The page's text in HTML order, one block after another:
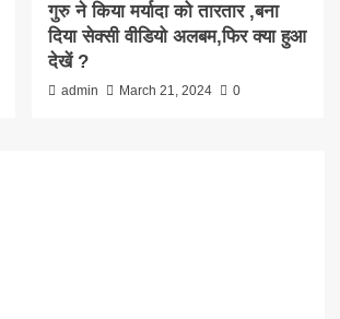
गुरु ने किया मर्यादा को तारतार ,बना
दिया सेक्सी वीडियो अलबम,फिर क्या हुआ
देखें ?
admin March 21, 2024 0